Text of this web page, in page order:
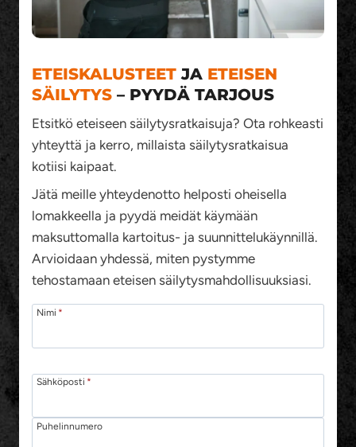
ETEISKALUSTEETJA ETEISEN
SÄILYTYS – PYYDÄ TARJOUS
Etsitkö eteiseen säilytysratkaisuja? Ota rohkeasti
yhteyttä ja kerro, millaista säilytysratkaisua
kotiisi kaipaat.
Jätä meille yhteydenotto helposti oheisella
lomakkeella ja pyydä meidät käymään
maksuttomalla kartoitus- ja suunnittelukäynnillä.
Arvioidaan yhdessä, miten pystymme
tehostamaan eteisen säilytysmahdollisuuksiasi.
Nimi *
Sähköposti *
Puhelinnumero